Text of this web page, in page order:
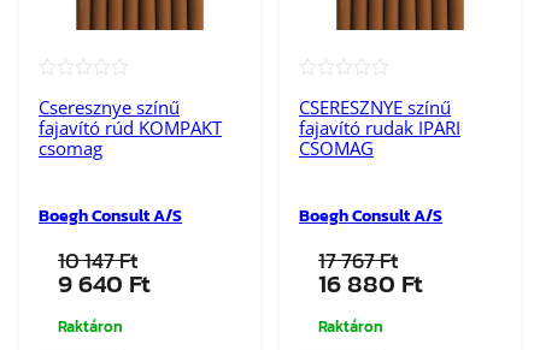
Cseresznye színű
fajavító rúd KOMPAKT
csomag
Boegh Consult A/S
10 147Ft
Original
was:
9 640 FtCurrent
Raktáron
CSERESZNYE színű
fajavító rudak IPARI
CSOMAG
Boegh Consult A/S
17 767Ft
Original
was:
16 880 FtCurrent
Raktáron